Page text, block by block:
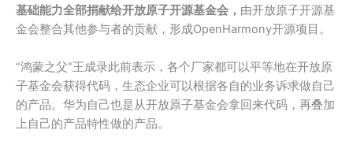
基础能力全部捐献给开放原子开源基金会， 由开放原子开源基
金会整合其他参与者的贡献，形成OpenHarmony开源项目。
“鸿蒙之父”王成录此前表示，各个厂家都可以平等地在开放原
子基金会获得代码，生态企业可以根据各自的业务诉求做自己
的产品。华为自己也是从开放原子基金会拿回来代码，再叠加
上自己的产品特性做的产品。